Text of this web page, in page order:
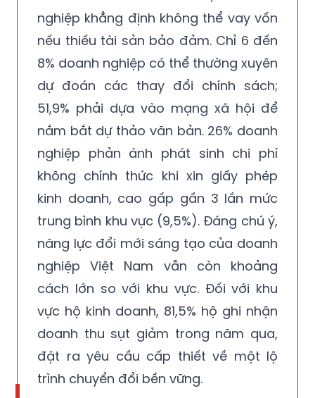
nghiệp khẳng định không thể vay vốn
nếu thiếu tài sản bảo đảm. Chỉ 6 đến
8% doanh nghiệp có thể thường xuyên
dự đoán các thay đổi chính sách;
51,9% phải dựa vào mạng xã hội để
nắm bắt dự thảo văn bản. 26% doanh
nghiệp phản ánh phát sinh chi phí
không chính thức khi xin giấy phép
kinh doanh, cao gấp gần 3 lần mức
trung bình khu vực (9,5%). Đáng chú ý,
năng lực đổi mới sáng tạo của doanh
nghiệp Việt Nam vẫn còn khoảng
cách lớn so với khu vực. Đối với khu
vực hộ kinh doanh, 81,5% hộ ghi nhận
doanh thu sụt giảm trong năm qua,
đặt ra yêu cầu cấp thiết về một lộ
trình chuyển đổi bền vững.